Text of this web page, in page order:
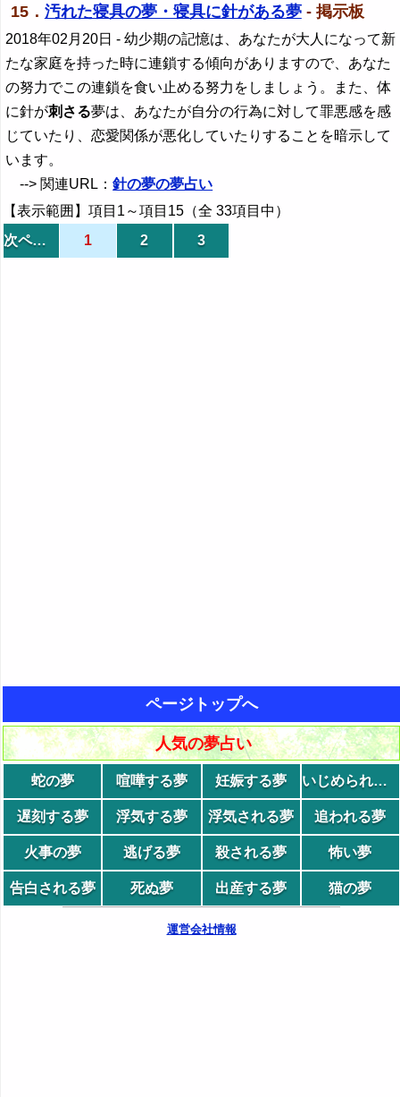
15． 汚れた寝具の夢・寝具に針がある夢- 掲示板
2018年02月20日 - 幼少期の記憶は、あなたが大人になって新
たな家庭を持った時に連鎖する傾向がありますので、あなた
の努力でこの連鎖を食い止める努力をしましょう。また、体
に針が刺さる夢は、あなたが自分の行為に対して罪悪感を感
じていたり、恋愛関係が悪化していたりすることを暗示して
います。
--> 関連URL：針の夢の夢占い
【表示範囲】項目1～項目15（全 33項目中）
次ページ
1 2 3
ページトップへ
人気の夢占い
蛇の夢 喧嘩する夢 妊娠する夢 いじめられる夢
遅刻する夢 浮気する夢 浮気される夢 追われる夢
火事の夢 逃げる夢 殺される夢 怖い夢
告白される夢 死ぬ夢 出産する夢 猫の夢
運営会社情報